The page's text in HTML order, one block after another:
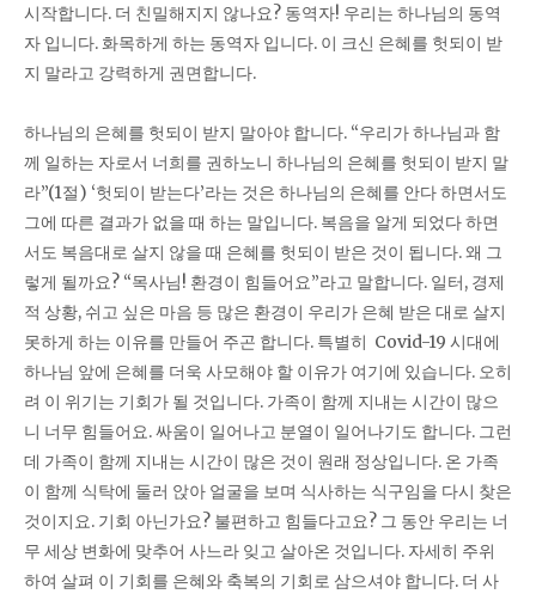
시작합니다. 더 친밀해지지 않나요? 동역자! 우리는 하나님의 동역
자 입니다. 화목하게 하는 동역자 입니다. 이 크신 은혜를 헛되이 받
지 말라고 강력하게 권면합니다.
하나님의 은혜를 헛되이 받지 말아야 합니다. “우리가 하나님과 함
께 일하는 자로서 너희를 권하노니 하나님의 은혜를 헛되이 받지 말
라”(1절) ‘헛되이 받는다’라는 것은 하나님의 은혜를 안다 하면서도
그에 따른 결과가 없을 때 하는 말입니다. 복음을 알게 되었다 하면
서도 복음대로 살지 않을 때 은혜를 헛되이 받은 것이 됩니다. 왜 그
렇게 될까요? “목사님! 환경이 힘들어요”라고 말합니다. 일터, 경제
적 상황, 쉬고 싶은 마음 등 많은 환경이 우리가 은혜 받은 대로 살지
못하게 하는 이유를 만들어 주곤 합니다. 특별히 Covid-19 시대에
하나님 앞에 은혜를 더욱 사모해야 할 이유가 여기에 있습니다. 오히
려 이 위기는 기회가 될 것입니다. 가족이 함께 지내는 시간이 많으
니 너무 힘들어요. 싸움이 일어나고 분열이 일어나기도 합니다. 그런
데 가족이 함께 지내는 시간이 많은 것이 원래 정상입니다. 온 가족
이 함께 식탁에 둘러 앉아 얼굴을 보며 식사하는 식구임을 다시 찾은
것이지요. 기회 아닌가요? 불편하고 힘들다고요? 그 동안 우리는 너
무 세상 변화에 맞추어 사느라 잊고 살아온 것입니다. 자세히 주위
하여 살펴 이 기회를 은혜와 축복의 기회로 삼으셔야 합니다. 더 사